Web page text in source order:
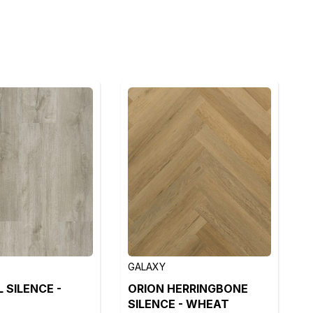
SILENCE -
GALAXY
ORION HERRINGBONE
SILENCE - WHEAT